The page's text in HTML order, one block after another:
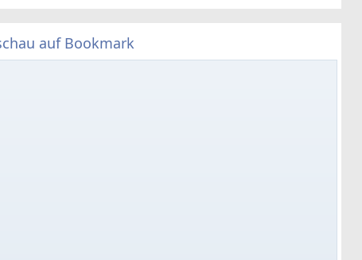
auf Bookmark